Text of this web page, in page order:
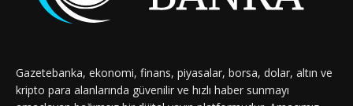
Gazetebanka, ekonomi, finans, piyasalar, borsa, dolar, altın ve
kripto para alanlarında güvenilir ve hızlı haber sunmayı